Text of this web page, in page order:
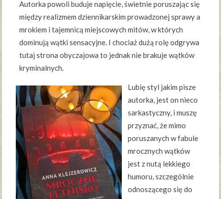
Autorka powoli buduje napięcie, świetnie poruszając się
między realizmem dziennikarskim prowadzonej sprawy a
mrokiem i tajemnicą miejscowych mitów, w których
dominują wątki sensacyjne. I chociaż dużą rolę odgrywa
tutaj strona obyczajowa to jednak nie brakuje wątków
kryminalnych.
Lubię styl jakim pisze
autorka, jest on nieco
sarkastyczny, i muszę
przyznać, że mimo
poruszanych w fabule
mrocznych wątków
jest z nutą lekkiego
humoru, szczególnie
odnoszącego się do